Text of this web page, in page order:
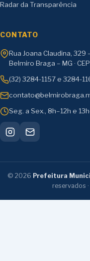
Radar da Transparência
CONTATO
Rua Joana Claudina, 329
Belmiro Braga – MG ·
(32) 3284-1157 e 3284-
Seg. a Sex., 8h–12h e
© 2026 Prefeitura
reservados